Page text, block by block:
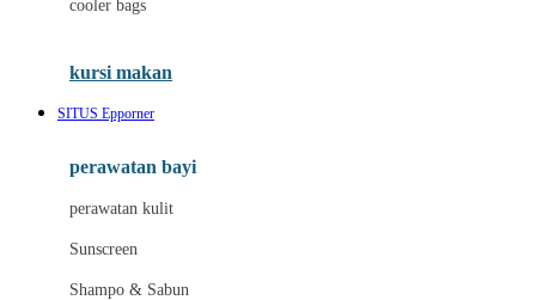
Leclerc
Lee Vierra
Lillebaby
Little Bird Told Me
Little Miss Janis
London Taxi
cooler bags
kursi makan
SITUS Epporner
perawatan bayi
perawatan kulit
Sunscreen
Shampo & Sabun